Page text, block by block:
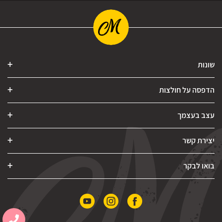
שונות
הדפסה על חולצות
עצב בעצמך
יצירת קשר
בואו לבקר